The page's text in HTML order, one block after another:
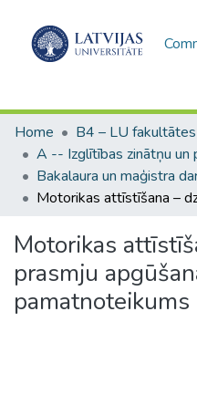
Home
Motorikas
prasmju
pamatnoteikums